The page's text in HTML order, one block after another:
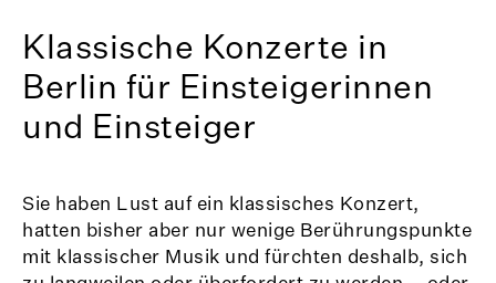
Klassische Konzerte in
Berlin für Einsteigerinnen
und Einsteiger
Sie haben Lust auf ein klassisches Konzert,
hatten bisher aber nur wenige Berührungspunkte
mit klassischer Musik und fürchten deshalb, sich